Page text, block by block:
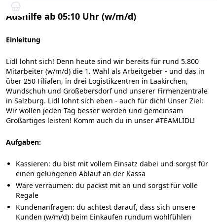
Aushilfe ab 05:10 Uhr (w/m/d)
Einleitung
Lidl lohnt sich! Denn heute sind wir bereits für rund 5.800
Mitarbeiter (w/m/d) die 1. Wahl als Arbeitgeber - und das in
über 250 Filialen, in drei Logistikzentren in Laakirchen,
Wundschuh und Großebersdorf und unserer Firmenzentrale
in Salzburg. Lidl lohnt sich eben - auch für dich! Unser Ziel:
Wir wollen jeden Tag besser werden und gemeinsam
Großartiges leisten! Komm auch du in unser #TEAMLIDL!
Aufgaben:
Kassieren: du bist mit vollem Einsatz dabei und sorgst für
einen gelungenen Ablauf an der Kassa
Ware verräumen: du packst mit an und sorgst für volle
Regale
Kundenanfragen: du achtest darauf, dass sich unsere
Kunden (w/m/d) beim Einkaufen rundum wohlfühlen